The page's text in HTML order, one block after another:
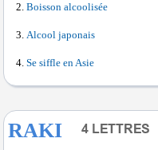
Boisson alcoolisée
Alcool japonais
Se siffle en Asie
RAKI